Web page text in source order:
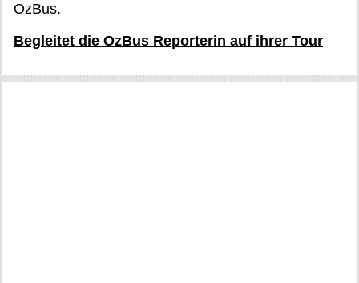
OzBus.
Begleitet die OzBus Reporterin auf ihrer Tour